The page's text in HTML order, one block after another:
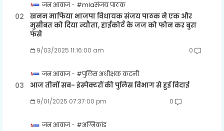
जन आवाज #mlaसंजय पाठक
खनन माफिया भाजपा विधायक संजय पाठक ने एक और
मुसीबत को दिया न्यौता, हाईकोर्ट के जज को फोन कर बुरा
फंसे
9/03/2025 11:16:00 am 0
जन आवाज #पुलिस अधीक्षक कटनी
आज तीनों सब- इंस्पेक्टरों की पुलिस विभाग से हुई विदाई
9/01/2025 07:37:00 pm 0
जन आवाज #अग्निकांड